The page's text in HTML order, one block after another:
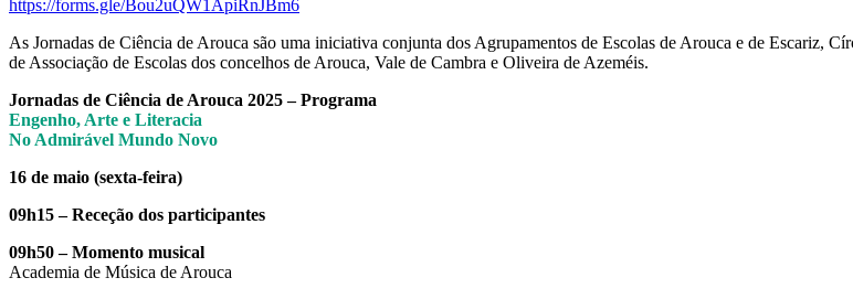
https://forms.gle/Bou2uQW1ApiRnJBm6
As Jornadas de Ciência de Arouca são uma iniciativa conjunta dos Agrupamentos de Escolas de Arouca e de Escariz,
de Associação de Escolas dos concelhos de Arouca, Vale de Cambra e Oliveira de Azeméis.
Jornadas de Ciência de Arouca 2025 – Programa
Engenho, Arte e Literacia
No Admirável Mundo Novo
16 de maio (sexta-feira)
09h15 – Receção dos participantes
09h50 – Momento musical
Academia de Música de Arouca